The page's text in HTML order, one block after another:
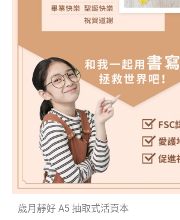
歲月靜好 A5 抽取式活頁本